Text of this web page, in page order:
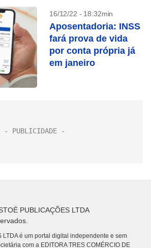
16/12/22 - 18:32min
Aposentadoria: INSS
fará prova de vida
por conta própria já
em janeiro
PUBLICAÇÕES LTDA
LTDA é um portal digital independente e sem
com a EDITORA TRES COMÉRCIO DE